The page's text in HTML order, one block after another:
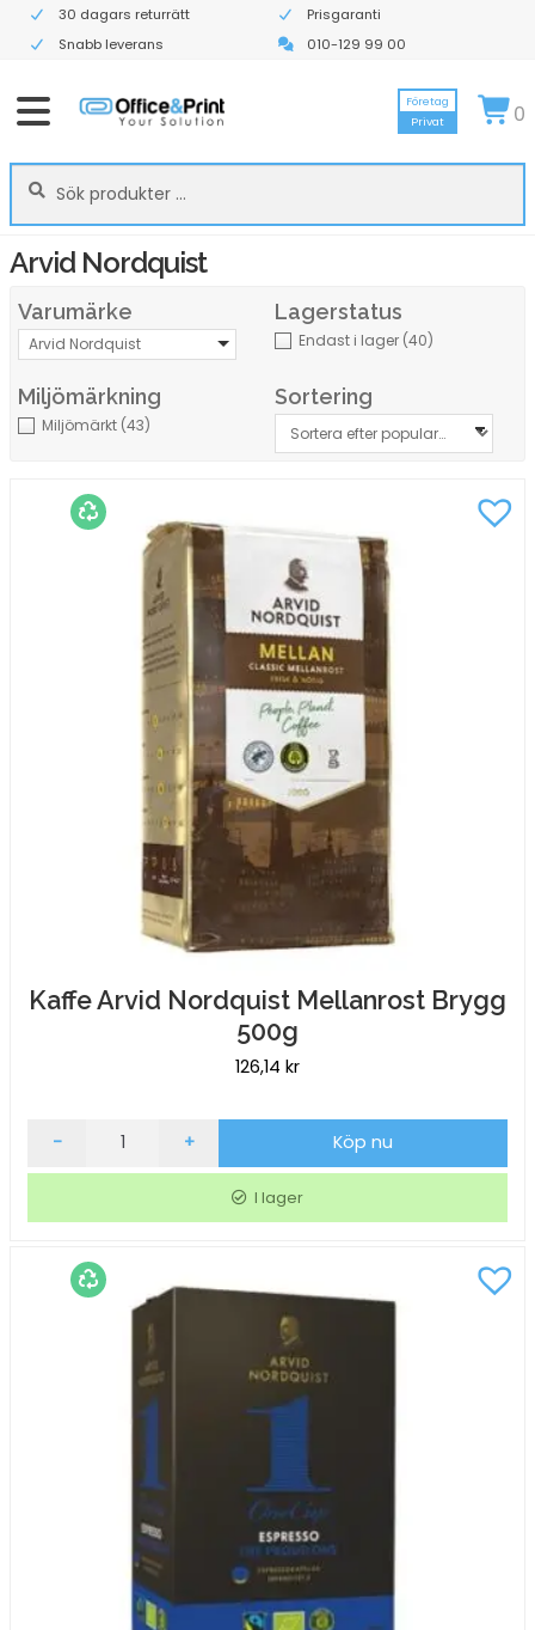
30 dagars returrätt
Prisgaranti
Snabb leverans
010-129 99 00
Sök
efter:
Sök
Företag
Privat
0
Arvid Nordquist
Varumärke
Arvid Nordquist
Lagerstatus
Endast i lager (40)
Miljömärkning
Miljömärkt (43)
Sortering
Kaffe Arvid Nordquist Mellanrost Brygg
500g
126,14 kr
Kaffe
mängd
- + Köp nu
I lager